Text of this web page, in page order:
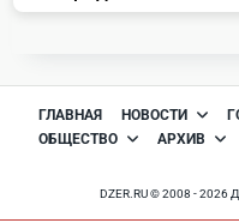
ГЛАВНАЯ НОВОСТИ
ОБЩЕСТВО
АРХИВ
DZER.RU © 2008 -